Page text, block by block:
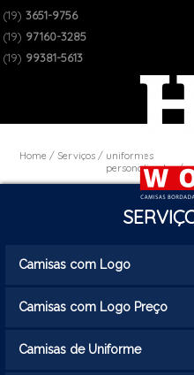
(19) 3651-9756
(19) 97160-3285
(19) 99381-5613
Home Serviços
uniformes
personalizados
Camisas com Logo
Camisas com Logo Preço
Camisas de Uniforme